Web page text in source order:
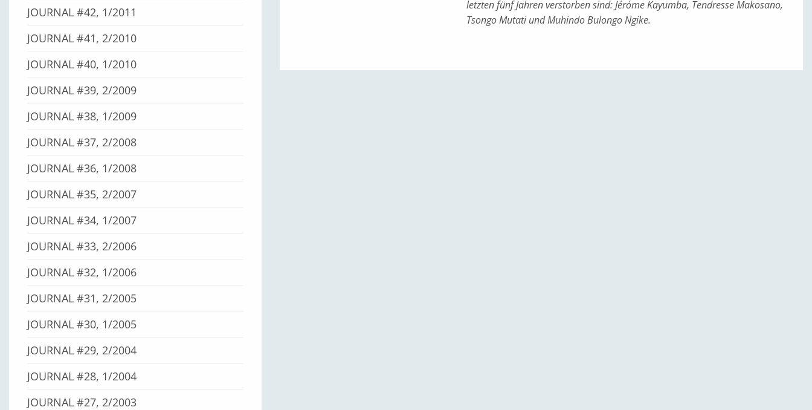
letzten fünf Jahren verstorben sind: Jéróme Kayumba, Tendresse Makosano,
Tsongo Mutati und Muhindo Bulongo Ngike.
JOURNAL #42, 1/2011
JOURNAL #41, 2/2010
JOURNAL #40, 1/2010
JOURNAL #39, 2/2009
JOURNAL #38, 1/2009
JOURNAL #37, 2/2008
JOURNAL #36, 1/2008
JOURNAL #35, 2/2007
JOURNAL #34, 1/2007
JOURNAL #33, 2/2006
JOURNAL #32, 1/2006
JOURNAL #31, 2/2005
JOURNAL #30, 1/2005
JOURNAL #29, 2/2004
JOURNAL #28, 1/2004
JOURNAL #27, 2/2003